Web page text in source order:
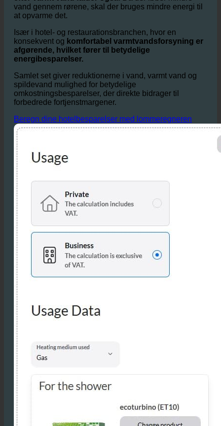
Ud over de direkte vandbesparelser erefterspørgslen
efter varmt vand falder også
vand gennem rørene, skal der bruges mindre energi til
at opvarme det.
Især i hotel- og restaurationsbranchen, hvor en
konsekvent ogkomfortabel varmtvandsforsyning er
afgørende, hvilket fører til betydelige
energibesparelser.
Samlet set giver reduktionerne i vand, varmt vand og
spildevand mulighed for betydelige
omkostningsbesparelser, der direkte bidrager til
forbedrede fortjenstmargener.
Beregn dine hotelbesparelser med lommeregneren